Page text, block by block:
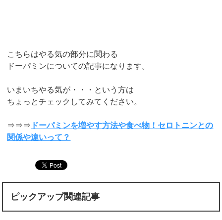
こちらはやる気の部分に関わる
ドーパミンについての記事になります。
いまいちやる気が・・・という方は
ちょっとチェックしてみてください。
⇒⇒⇒ ドーパミンを増やす方法や食べ物！セロトニンとの
関係や違いって？
ピックアップ関連記事